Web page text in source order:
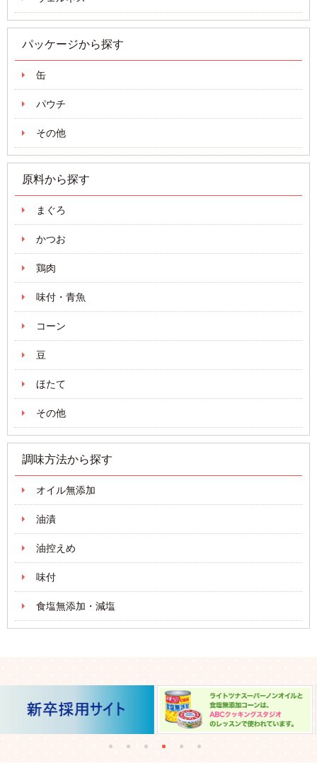
パッケージから探す
缶
パウチ
その他
原料から探す
まぐろ
かつお
鶏肉
味付・青魚
コーン
豆
ほたて
その他
調味方法から探す
オイル無添加
油漬
油控えめ
味付
食塩無添加・減塩